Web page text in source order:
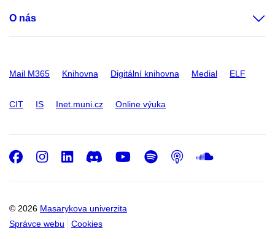
O nás
Mail M365 Knihovna Digitální knihovna Medial ELF
CIT IS Inet.muni.cz Online výuka
© 2026 Masarykova univerzita
Správce webu
Cookies
Facebook
Instagram
LinkedIn
DiscordYoutube
Spotify
Podcast